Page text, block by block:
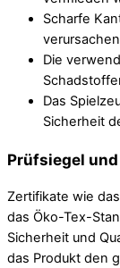
Scharfe
Die
Das
Sicherheit
Prüfsiegel
Zertifikate wie
das Öko-Tex-
Sicherheit und
das Produkt den